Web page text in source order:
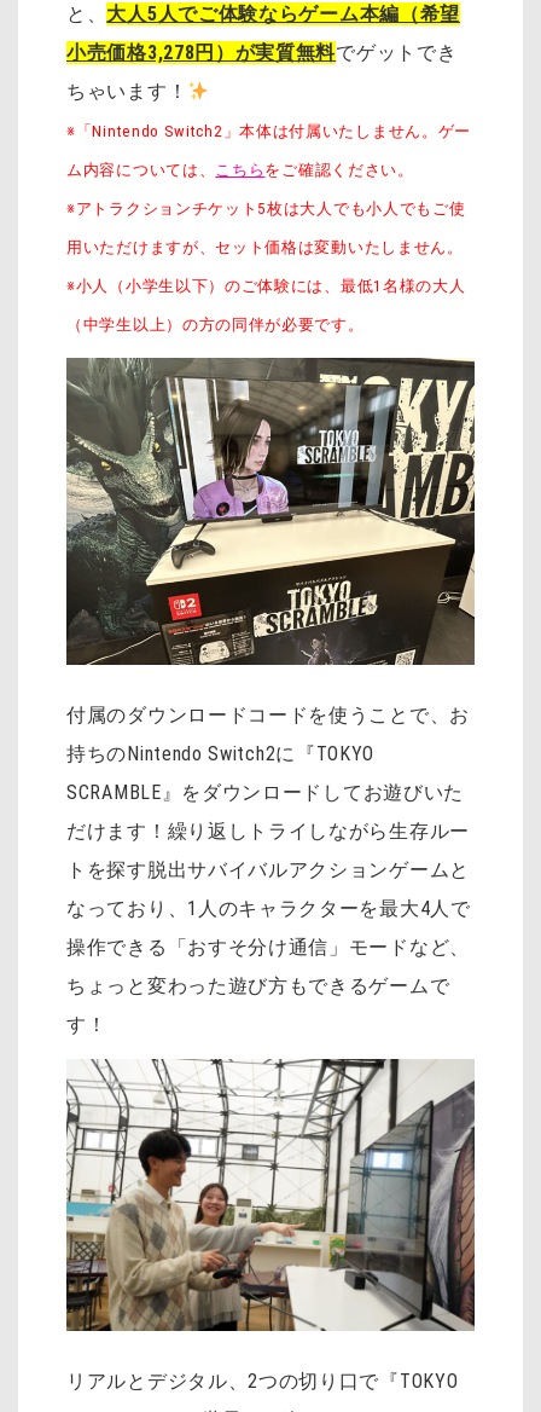
と、 大人5人でご体験ならゲーム本編（希望
小売価格3,278円）が実質無料でゲットでき
ちゃいます！
※「Nintendo Switch2」本体は付属いたしません。ゲー
ム内容については、 こちら をご確認ください。
※アトラクションチケット5枚は大人でも小人でもご使
用いただけますが、セット価格は変動いたしません。
※小人（小学生以下）のご体験には、最低1名様の大人
（中学生以上）の方の同伴が必要です。
付属のダウンロードコードを使うことで、お
持ちのNintendo Switch2に『TOKYO
SCRAMBLE』をダウンロードしてお遊びいた
だけます！繰り返しトライしながら生存ルー
トを探す脱出サバイバルアクションゲームと
なっており、1人のキャラクターを最大4人で
操作できる「おすそ分け通信」モードなど、
ちょっと変わった遊び方もできるゲームで
す！
リアルとデジタル、2つの切り口で『TOKYO